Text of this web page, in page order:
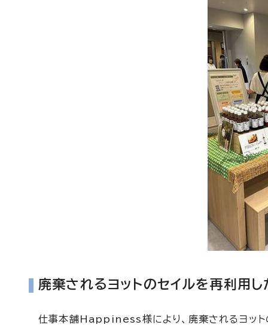
廃棄されるヨットのセイルを再利用
仕事本舗Happiness様により、廃棄されるヨット